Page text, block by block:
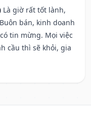
Là giờ rất tốt lành,
bán, kinh doanh
tin mừng. Mọi việc
cầu thì sẽ khỏi, gia